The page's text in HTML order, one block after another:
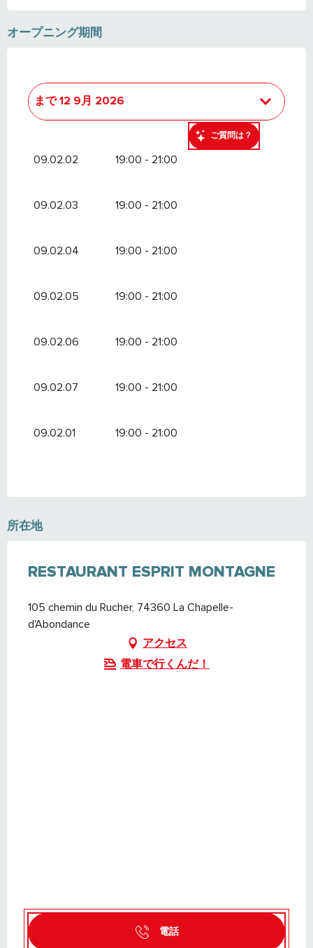
ご質問は？
オープニング期間
22 3月 2026
まで12 9月 2026
09.02.02 19:00 - 21:00
09.02.03 19:00 - 21:00
09.02.04 19:00 - 21:00
09.02.05 19:00 - 21:00
09.02.06 19:00 - 21:00
09.02.07 19:00 - 21:00
09.02.01 19:00 - 21:00
所在地
RESTAURANT ESPRIT MONTAGNE
105 chemin du Rucher, 74360 La Chapelle-
d'Abondance
アクセス
電車で行くんだ！
電話